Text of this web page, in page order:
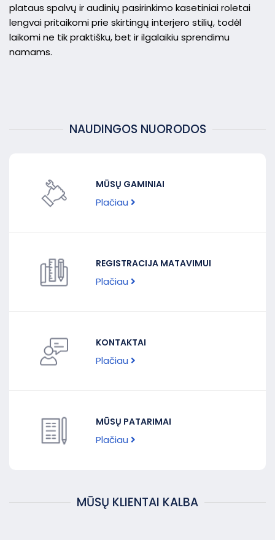
plataus spalvų ir audinių pasirinkimo kasetiniai roletai
lengvai pritaikomi prie skirtingų interjero stilių, todėl
laikomi ne tik praktišku, bet ir ilgalaikiu sprendimu
namams.
NAUDINGOS NUORODOS
MŪSŲ GAMINIAI
Plačiau
REGISTRACIJA MATAVIMUI
Plačiau
KONTAKTAI
Plačiau
MŪSŲ PATARIMAI
Plačiau
MŪSŲ KLIENTAI KALBA